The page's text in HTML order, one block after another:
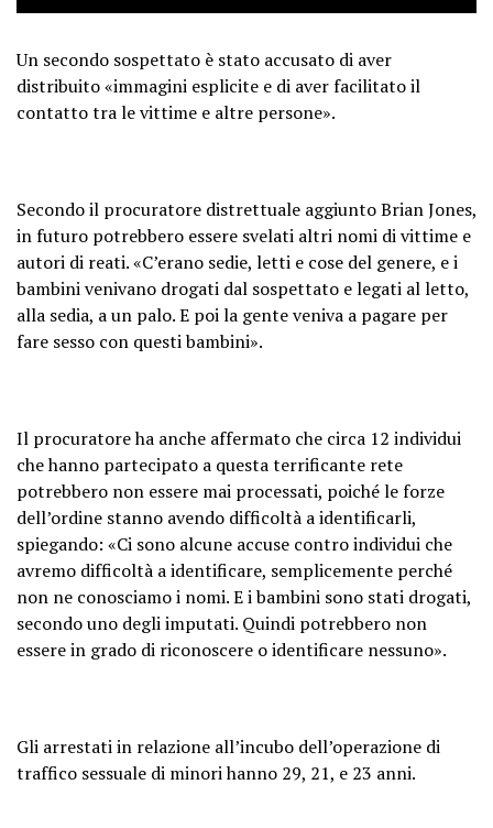
Un secondo sospettato è stato accusato di aver
distribuito «immagini esplicite e di aver facilitato il
contatto tra le vittime e altre persone».
Secondo il procuratore distrettuale aggiunto Brian Jones,
in futuro potrebbero essere svelati altri nomi di vittime e
autori di reati. «C’erano sedie, letti e cose del genere, e i
bambini venivano drogati dal sospettato e legati al letto,
alla sedia, a un palo. E poi la gente veniva a pagare per
fare sesso con questi bambini».
Il procuratore ha anche affermato che circa 12 individui
che hanno partecipato a questa terrificante rete
potrebbero non essere mai processati, poiché le forze
dell’ordine stanno avendo difficoltà a identificarli,
spiegando: «Ci sono alcune accuse contro individui che
avremo difficoltà a identificare, semplicemente perché
non ne conosciamo i nomi. E i bambini sono stati drogati,
secondo uno degli imputati. Quindi potrebbero non
essere in grado di riconoscere o identificare nessuno».
Gli arrestati in relazione all’incubo dell’operazione di
traffico sessuale di minori hanno 29, 21, e 23 anni.